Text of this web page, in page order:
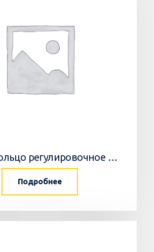
550591 Кольцо регулировочное 0,05мм/WEDGE
Подробнее